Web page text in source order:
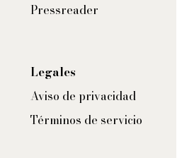
Pressreader
Legales
Aviso de privacidad
Términos de servicio